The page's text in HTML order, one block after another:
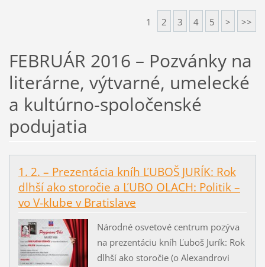
1 2 3 4 5 > >>
FEBRUÁR 2016 – Pozvánky na
literárne, výtvarné, umelecké
a kultúrno-spoločenské
podujatia
1. 2. – Prezentácia kníh ĽUBOŠ JURÍK: Rok
dlhší ako storočie a ĽUBO OLACH: Politik –
vo V-klube v Bratislave
Národné osvetové centrum pozýva
na prezentáciu kníh Ľuboš Jurík: Rok
dlhší ako storočie (o Alexandrovi